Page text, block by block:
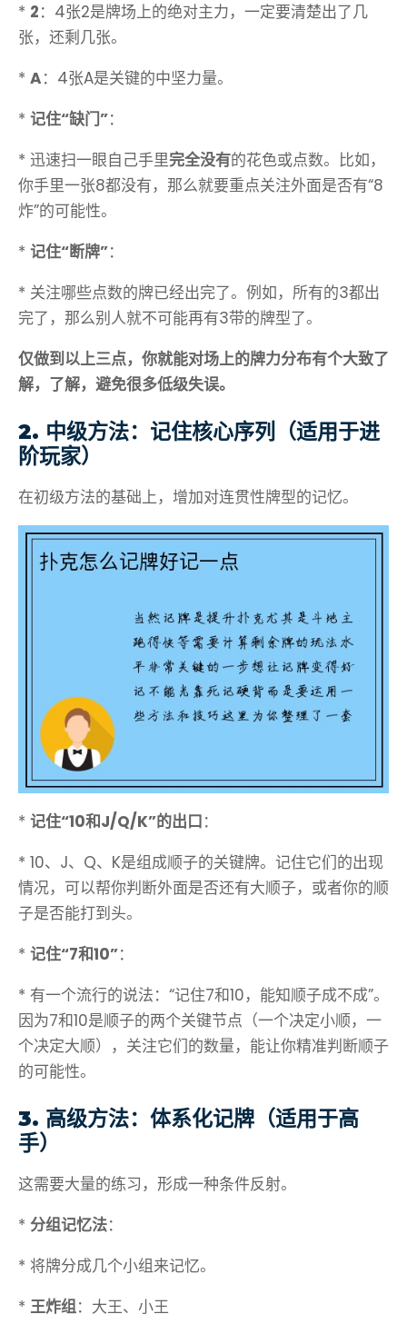
* 2：4张2是牌场上的绝对主力，一定要清楚出了几
张，还剩几张。
* A：4张A是关键的中坚力量。
* 记住“缺门”：
* 迅速扫一眼自己手里完全没有的花色或点数。比如，
你手里一张8都没有，那么就要重点关注外面是否有“8
炸”的可能性。
* 记住“断牌”：
* 关注哪些点数的牌已经出完了。例如，所有的3都出
完了，那么别人就不可能再有3带的牌型了。
仅做到以上三点，你就能对场上的牌力分布有个大致了
解，了解，避免很多低级失误。
2. 中级方法：记住核心序列（适用于进
阶玩家）
在初级方法的基础上，增加对连贯性牌型的记忆。
* 记住“10和J/Q/K”的出口：
* 10、J、Q、K是组成顺子的关键牌。记住它们的出现
情况，可以帮你判断外面是否还有大顺子，或者你的顺
子是否能打到头。
* 记住“7和10”：
* 有一个流行的说法：“记住7和10，能知顺子成不成”。
因为7和10是顺子的两个关键节点（一个决定小顺，一
个决定大顺），关注它们的数量，能让你精准判断顺子
的可能性。
3. 高级方法：体系化记牌（适用于高
手）
这需要大量的练习，形成一种条件反射。
* 分组记忆法：
* 将牌分成几个小组来记忆。
* 王炸组：大王、小王